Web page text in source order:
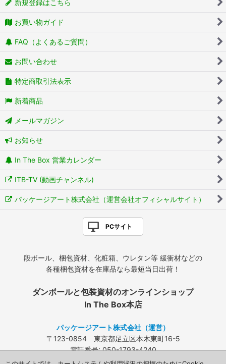
新規登録はこちら
お買い物ガイド
FAQ（よくあるご質問）
お問い合わせ
特定商取引法表示
新着商品
メールマガジン
お知らせ
In The Box 営業カレンダー
ITB-TV (動画チャンネル)
パッケージアート株式会社（運営会社オフィシャルサイト）
PCサイト
段ボール、梱包資材、化粧箱、ウレタン等 緩衝材などの
各種梱包資材を在庫品なら最短当日出荷！
ダンボールと包装資材のオンラインショップ
In The Box本店
パッケージアート株式会社（運営）
〒123-0854 東京都足立区本木東町16-5
電話番号: 050-1793-4240
FAX: 03-3840-4424